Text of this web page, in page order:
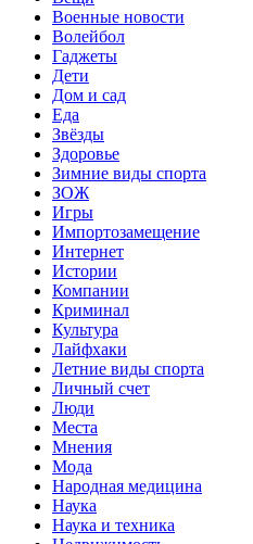
Военные новости
Волейбол
Гаджеты
Дети
Дом и сад
Еда
Звёзды
Здоровье
Зимние виды спорта
ЗОЖ
Игры
Импортозамещение
Интернет
Истории
Компании
Криминал
Культура
Лайфхаки
Летние виды спорта
Личный счет
Люди
Места
Мнения
Мода
Народная медицина
Наука
Наука и техника